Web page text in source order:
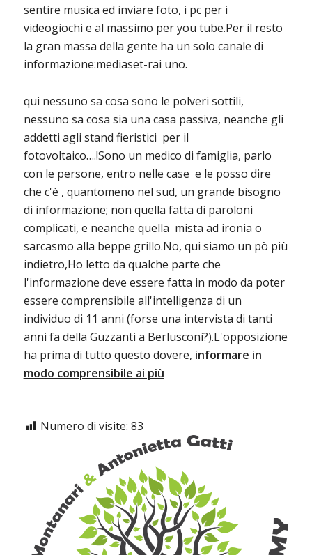
sentire musica ed inviare foto, i pc per i
videogiochi e al massimo per you tube.Per il resto
la gran massa della gente ha un solo canale di
informazione:mediaset-rai uno.
qui nessuno sa cosa sono le polveri sottili,
nessuno sa cosa sia una casa passiva, neanche gli
addetti agli stand fieristici per il
fotovoltaico….!Sono un medico di famiglia, parlo
con le persone, entro nelle case e le posso dire
che c'è , quantomeno nel sud, un grande bisogno
di informazione; non quella fatta di paroloni
complicati, e neanche quella mista ad ironia o
sarcasmo alla beppe grillo.No, qui siamo un pò più
indietro,Ho letto da qualche parte che
l'informazione deve essere fatta in modo da poter
essere comprensibile all'intelligenza di un
individuo di 11 anni (forse una intervista di tanti
anni fa della Guzzanti a Berlusconi?).L'opposizione
ha prima di tutto questo dovere, informare in
modo comprensibile ai più
Numero di visite: 83